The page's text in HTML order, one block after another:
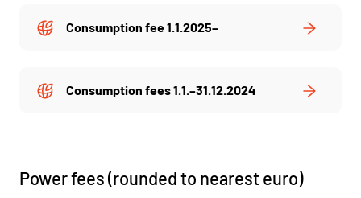
Consumption fee 1.1.2025–
Consumption fees 1.1.–31.12.2024
Power fees (rounded to nearest euro)